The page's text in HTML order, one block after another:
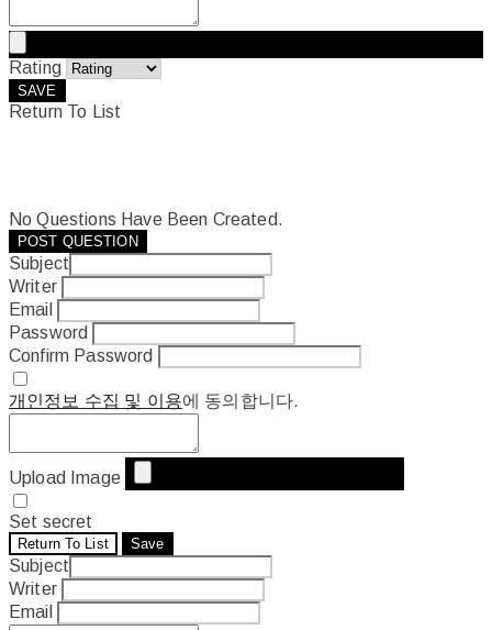
Rating
SAVE
Return To List
No Questions Have Been Created.
POST QUESTION
Subject
Writer
Email
Password
Confirm Password
개인정보 수집 및 이용에 동의합니다.
Upload Image
Set secret
Return To List Save
Subject
Writer
Email